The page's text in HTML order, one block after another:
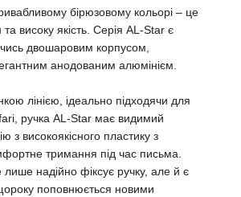
бірюзовому кольорі – це
високу якість. Серія AL-Star є
двошаровим корпусом,
анодованим алюмінієм.
лінією, ідеально підходячи для
ручка AL-Star має видимий
з високоякісного пластику з
тримання під час письма.
лише надійно фіксує ручку, але й є
поповнюється новими